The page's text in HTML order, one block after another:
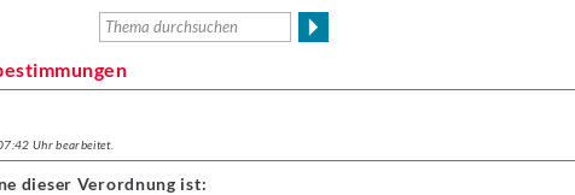
Uhr bearbeitet.
dieser Verordnung ist: